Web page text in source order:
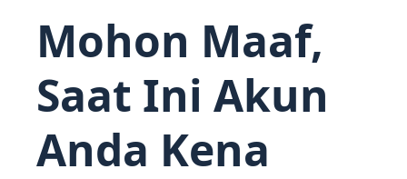
Mohon Maaf,
Saat Ini Akun
Anda Kena